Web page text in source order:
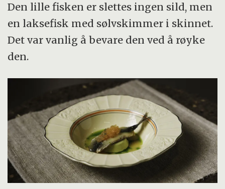
Den lille fisken er slettes ingen sild, men
en laksefisk med sølvskimmer i skinnet.
Det var vanlig å bevare den ved å røyke
den.